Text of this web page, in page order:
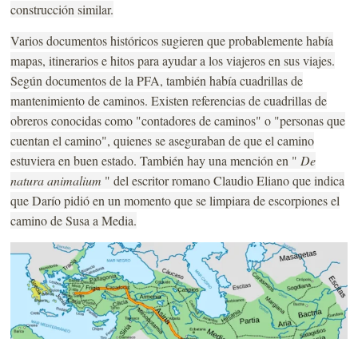
construcción similar.
Varios documentos históricos sugieren que probablemente había
mapas, itinerarios e hitos para ayudar a los viajeros en sus viajes.
Según documentos de la PFA, también había cuadrillas de
mantenimiento de caminos. Existen referencias de cuadrillas de
obreros conocidas como "contadores de caminos" o "personas que
cuentan el camino", quienes se aseguraban de que el camino
estuviera en buen estado. También hay una mención en " De
natura animalium " del escritor romano Claudio Eliano que indica
que Darío pidió en un momento que se limpiara de escorpiones el
camino de Susa a Media.